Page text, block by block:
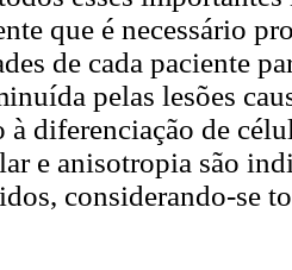
que é necessário
de cada paciente
pelas lesões
à diferenciação de
e anisotropia são
considerando-se